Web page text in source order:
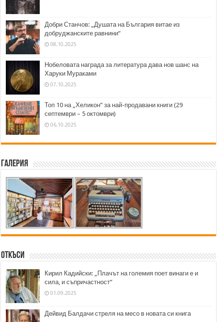
Добри Станчов: „Душата на България витае из
добруджанските равнини“
08.10.2025
Нобеловата награда за литература дава нов шанс на
Харуки Мураками
07.10.2025
Топ 10 на „Хеликон” за най-продавани книги (29
септември – 5 октомври)
06.10.2025
Галерия
Откъси
Кирил Кадийски: „Плачът на големия поет винаги е и
сила, и съпричастност“
01.09.2025
Дейвид Балдачи стреля на месо в новата си книга